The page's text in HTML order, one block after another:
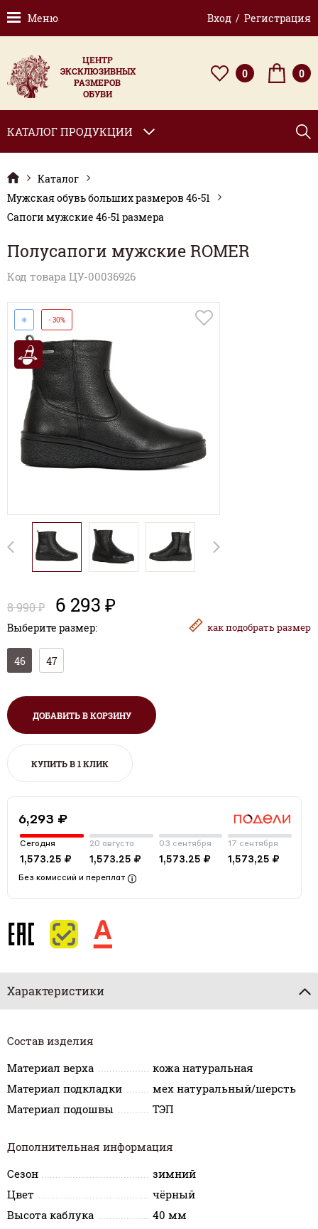
Меню Вход / Регистрация
ЦЕНТР
ЭКСКЛЮЗИВНЫХ
РАЗМЕРОВ
ОБУВИ
0 0
КАТАЛОГ ПРОДУКЦИИ
Каталог
Мужская обувь больших размеров 46-51
Сапоги мужские 46-51 размера
Полусапоги мужские ROMER
Код товара ЦУ-00036926
❄ - 30%
8 990 ₽ 6 293 ₽
Выберите размер: какподобрать размер
46 47
ДОБАВИТЬ В КОРЗИНУ
КУПИТЬ В 1 КЛИК
6,293 ₽
Сегодня
1,573.25 ₽
20 августа
1,573.25 ₽
03 сентября
1,573.25 ₽
17 сентября
1,573,25 ₽
Без комиссий и переплат
Характеристики
Состав изделия
Материал верха
кожа натуральная
Материал подкладки
мех натуральный/шерсть
Материал подошвы
ТЭП
Дополнительная информация
Сезон
зимний
Цвет
чёрный
Высота каблука
40 мм